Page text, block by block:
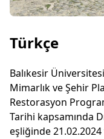
Türkçe
Balıkesir
Mimarlık ve Şehir
Restorasyon
Tarihi kapsamında
eşliğinde 21.02.2024